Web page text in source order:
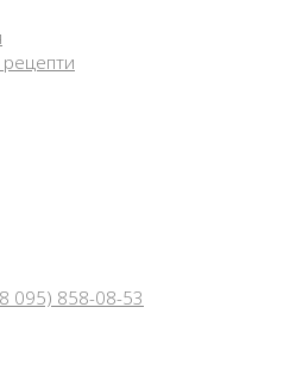
рецепти
095) 858-08-53